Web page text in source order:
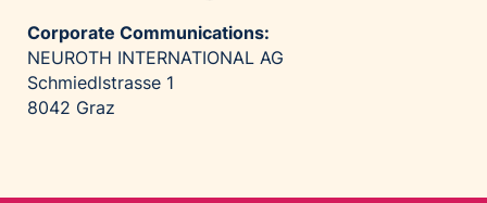
Corporate Communications:
NEUROTH INTERNATIONAL AG
Schmiedlstrasse 1
8042 Graz